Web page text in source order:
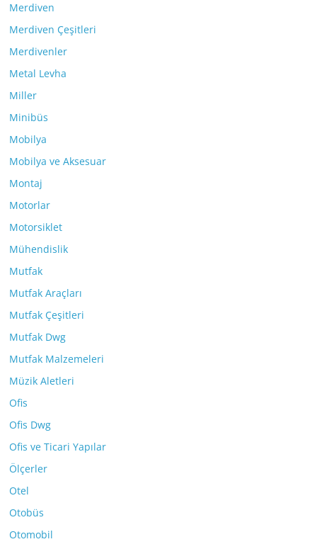
Merdiven
Merdiven Çeşitleri
Merdivenler
Metal Levha
Miller
Minibüs
Mobilya
Mobilya ve Aksesuar
Montaj
Motorlar
Motorsiklet
Mühendislik
Mutfak
Mutfak Araçları
Mutfak Çeşitleri
Mutfak Dwg
Mutfak Malzemeleri
Müzik Aletleri
Ofis
Ofis Dwg
Ofis ve Ticari Yapılar
Ölçerler
Otel
Otobüs
Otomobil